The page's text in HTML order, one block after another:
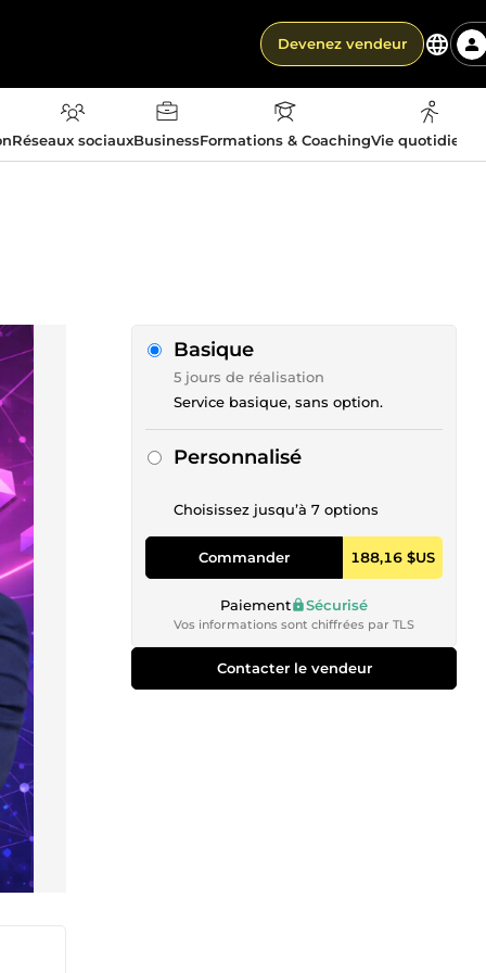
Devenez vendeur
Réseaux sociauxBusinessFormations & CoachingVie
Basique
5 jours de réalisation
Service basique, sans option.
Personnalisé
Choisissez jusqu’à 7 options
Commander 188,16 $US
Paiement Sécurisé
Vos informations sont chiffrées par TLS
Contacter le vendeur